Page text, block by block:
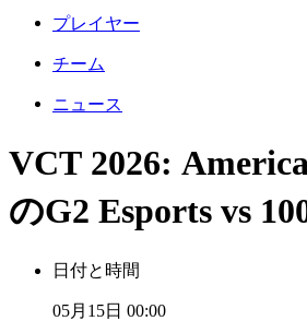
プレイヤー
チーム
ニュース
VCT 2026:
のG2 Esports vs
日付と時間
05月15日 00:00